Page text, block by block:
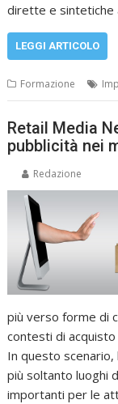
dirette e sintetiche
LEGGI ARTICOLO
Formazione
Retail Media
pubblicità nei
Redazione
più verso forme di
contesti di acquisto
In questo
più soltanto luoghi
importanti per le